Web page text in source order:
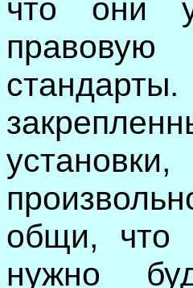
что они
общи, что
нужно